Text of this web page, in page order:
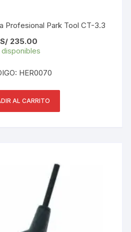
Profesional Park Tool CT-3.3
S/ 235.00
disponibles
HER0070
AL CARRITO